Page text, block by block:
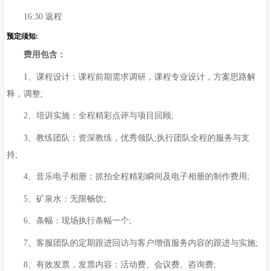
16:30 返程
预定须知:
费用包含：
1、课程设计：课程前期需求调研，课程专业设计，方案思路解
释，调整;
2、培训实施：全程精彩点评与项目回顾;
3、教练团队：资深教练，优秀领队;执行团队全程的服务与支
持;
4、音乐电子相册：抓拍全程精彩瞬间及电子相册的制作费用;
5、矿泉水：无限畅饮;
6、条幅：现场执行条幅一个;
7、客服团队的定期跟进回访与客户增值服务内容的跟进与实施;
8、有效发票，发票内容：活动费、会议费、咨询费;